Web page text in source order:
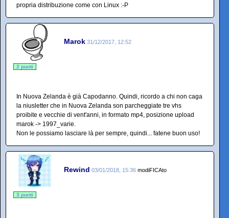
propria distribuzione come con Linux :-P
Marok 31/12/2017, 12:52
2 punti
In Nuova Zelanda è già Capodanno. Quindi, ricordo a chi non caga
la niusletter che in Nuova Zelanda son parcheggiate tre vhs
proibite e vecchie di vent'anni, in formato mp4, posizione upload
marok -> 1997_varie.
Non le possiamo lasciare là per sempre, quindi... fatene buon uso!
Rewind 03/01/2018, 15:36 modiFICAto
3 punti